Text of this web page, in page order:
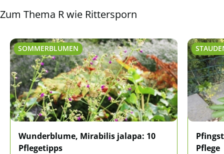
Zum Thema R wie Rittersporn
SOMMERBLUMEN
Wunderblume, Mirabilis jalapa: 10
Pflegetipps
Pflege